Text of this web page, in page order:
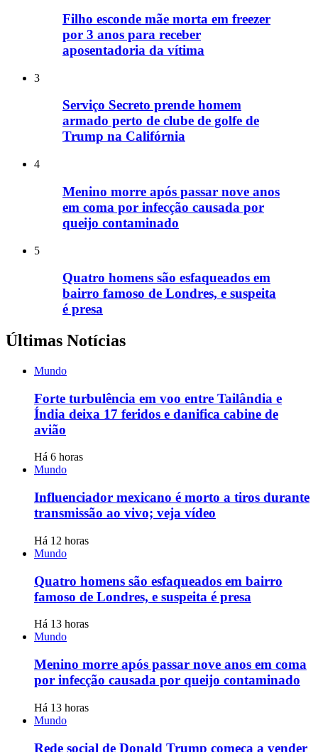
Filho esconde mãe morta em freezer
por 3 anos para receber
aposentadoria da vítima
3
Serviço Secreto prende homem
armado perto de clube de golfe de
Trump na Califórnia
4
Menino morre após passar nove anos
em coma por infecção causada por
queijo contaminado
5
Quatro homens são esfaqueados em
bairro famoso de Londres, e suspeita
é presa
Últimas Notícias
Mundo
Forte turbulência em voo entre Tailândia e
Índia deixa 17 feridos e danifica cabine de
avião
Há 6 horas
Mundo
Influenciador mexicano é morto a tiros durante
transmissão ao vivo; veja vídeo
Há 12 horas
Mundo
Quatro homens são esfaqueados em bairro
famoso de Londres, e suspeita é presa
Há 13 horas
Mundo
Menino morre após passar nove anos em coma
por infecção causada por queijo contaminado
Há 13 horas
Mundo
Rede social de Donald Trump começa a vender